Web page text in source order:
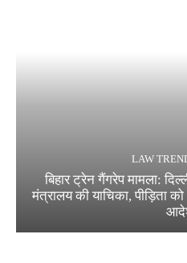
LAW
बिहार ट्रेन गैंगरेप मामला:
मंत्रालय की याचिका, पीड़िता